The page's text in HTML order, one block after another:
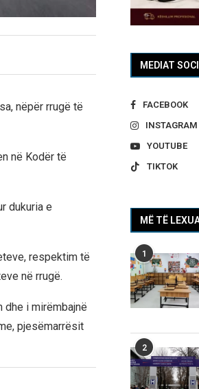
nëpër rrugë të
në Kodër të
dukuria e
respektim të
në rrugë.
dhe i mirëmbajnë
pjesëmarrësit
MEDIAT
FACEBOOK
INSTAGRAM
YOUTUBE
TIKTOK
MË TË
1
2